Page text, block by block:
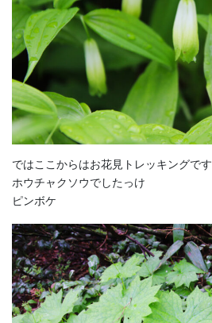
ではここからはお花見トレッキングです
ホウチャクソウでしたっけ
ピンボケ